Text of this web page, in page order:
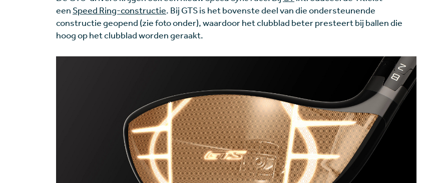
een Speed Ring-constructie. Bij GTS is het bovenste deel van die ondersteunende
constructie geopend (zie foto onder), waardoor het clubblad beter presteert bij ballen die
hoog op het clubblad worden geraakt.